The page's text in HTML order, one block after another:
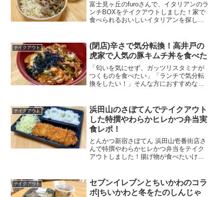
富士見ヶ丘のfuroさんで、イタリアンのラ
ンチBOXをテイクアウトしました！家で
食べられるおいしいイタリアンを探して
このバルサミコマリネ）の味をご紹介し
ます！。
テイクアウト
(閉店)辛さで気分転換！高井戸の
虎家で人気の豚キムチ丼を食べた
「匂いを気にせず、ガッツリスタミナが
つくものを食べたい」「ランチで気分転
換をしたい！」そんな方におすすめなの
いた豚キムチ丼をガッツリ食べれば、お
腹が満たされるだけでなく...
テイクアウト
浜田山のさぼてんでテイクアウト
した特撰やわらかヒレかつ弁当実
食レポ！
とんかつ新宿さぼてん 浜田山壱番街店さ
んで特撰やわらかヒレかつ弁当をテイク
アウトしました！揚げ物が食べたいけれ
かつ弁当のお味をご紹介。モリモリ食べ
てパワーをチャージしませんか？
テイクアウト
セブンイレブンとちいかわのコラ
ボ|ちいかわと冬をたのしんじゃ